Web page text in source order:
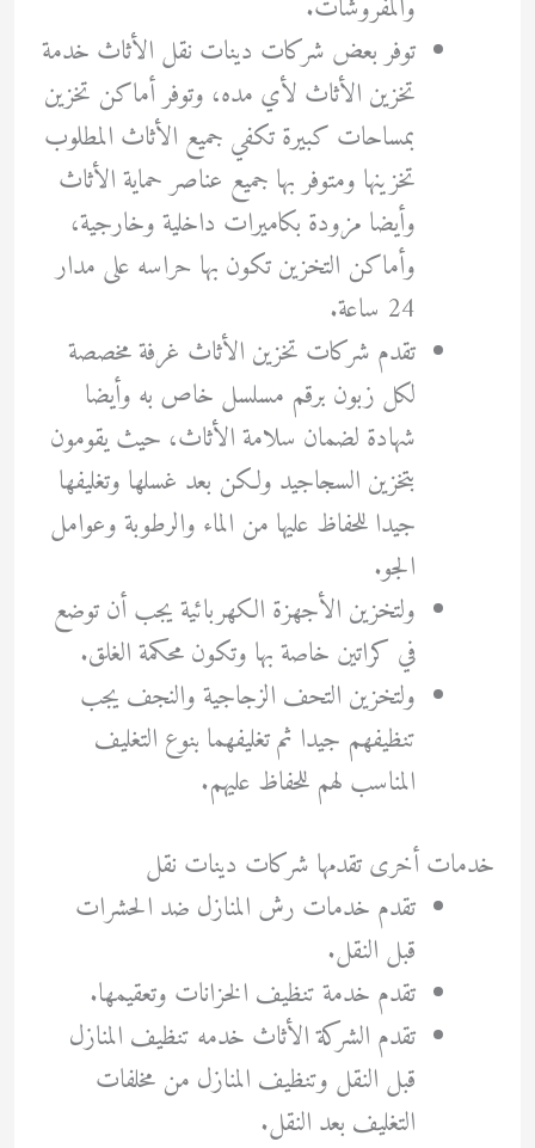
توفر بعض شركات دينات نقل الأثاث خدمة
تخزين الأثاث لأي مده، وتوفر أماكن تخزين
بمساحات كبيرة تكفي جميع الأثاث المطلوب
تخزينها ومتوفر بها جميع عناصر حماية الأثاث
وأيضا مزودة بكاميرات داخلية وخارجية،
وأماكن التخزين تكون بها حراسه على مدار
24 ساعة.
تقدم شركات تخزين الأثاث غرفة مخصصة
لكل زبون برقم مسلسل خاص به وأيضا
شهادة لضمان سلامة الأثاث، حيث يقومون
بتخزين السجاجيد ولكن بعد غسلها وتغليفها
جيدا للحفاظ عليها من الماء والرطوبة وعوامل
الجو.
ولتخزين الأجهزة الكهربائية يجب أن توضع
في كراتين خاصة بها وتكون محكمة الغلق.
ولتخزين التحف الزجاجية والنجف يجب
تنظيفهم جيدا ثم تغليفهما بنوع التغليف
المناسب لهم للحفاظ عليهم.
خدمات أخرى تقدمها شركات دينات نقل
تقدم خدمات رش المنازل ضد الحشرات
قبل النقل.
تقدم خدمة تنظيف الخزانات وتعقيمها.
تقدم الشركة الأثاث خدمه تنظيف المنازل
قبل النقل وتنظيف المنازل من مخلفات
التغليف بعد النقل.